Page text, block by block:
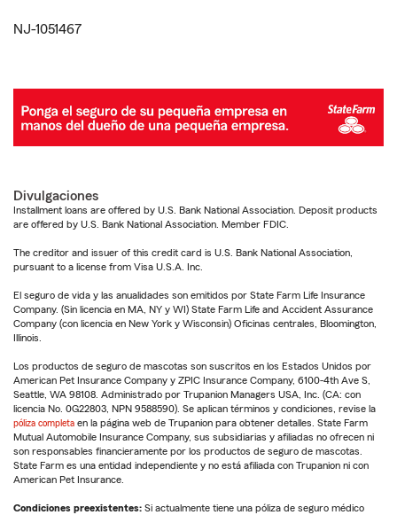
NJ-1051467
Divulgaciones
Installment loans are offered by U.S. Bank National Association. Deposit products
are offered by U.S. Bank National Association. Member FDIC.
The creditor and issuer of this credit card is U.S. Bank National Association,
pursuant to a license from Visa U.S.A. Inc.
El seguro de vida y las anualidades son emitidos por State Farm Life Insurance
Company. (Sin licencia en MA, NY y WI) State Farm Life and Accident Assurance
Company (con licencia en New York y Wisconsin) Oficinas centrales, Bloomington,
Illinois.
Los productos de seguro de mascotas son suscritos en los Estados Unidos por
American Pet Insurance Company y ZPIC Insurance Company, 6100-4th Ave S,
Seattle, WA 98108. Administrado por Trupanion Managers USA, Inc. (CA: con
licencia No. 0G22803, NPN 9588590). Se aplican términos y condiciones, revise la
póliza completa en la página web de Trupanion para obtener detalles. State Farm
Mutual Automobile Insurance Company, sus subsidiarias y afiliadas no ofrecen ni
son responsables financieramente por los productos de seguro de mascotas.
State Farm es una entidad independiente y no está afiliada con Trupanion ni con
American Pet Insurance.
Condiciones preexistentes: Si actualmente tiene una póliza de seguro médico